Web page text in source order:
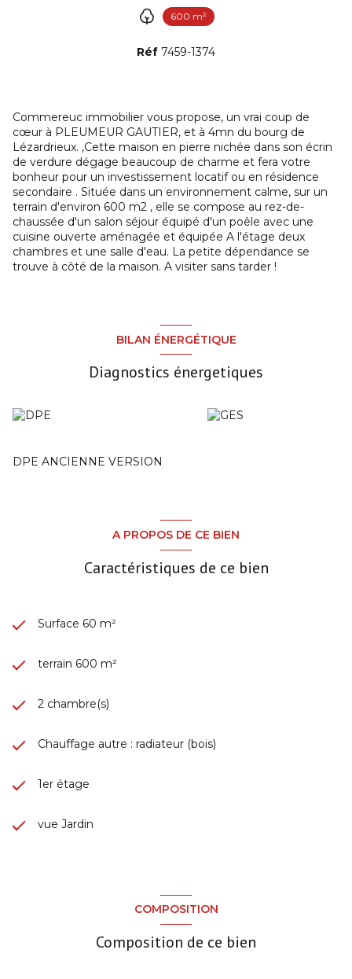
600 m²
Réf 7459-1374
Commereuc immobilier vous propose, un vrai coup de
cœur à PLEUMEUR GAUTIER, et à 4mn du bourg de
Lézardrieux. ,Cette maison en pierre nichée dans son écrin
de verdure dégage beaucoup de charme et fera votre
bonheur pour un investissement locatif ou en résidence
secondaire . Située dans un environnement calme, sur un
terrain d'environ 600 m2 , elle se compose au rez-de-
chaussée d'un salon séjour équipé d'un poêle avec une
cuisine ouverte aménagée et équipée A l'étage deux
chambres et une salle d'eau. La petite dépendance se
trouve à côté de la maison. A visiter sans tarder !
BILAN ÉNERGÉTIQUE
Diagnostics énergetiques
DPE ANCIENNE VERSION
A PROPOS DE CE BIEN
Caractéristiques de ce bien
Surface 60 m²
terrain 600 m²
2 chambre(s)
Chauffage autre : radiateur (bois)
1er étage
vue Jardin
COMPOSITION
Composition de ce bien